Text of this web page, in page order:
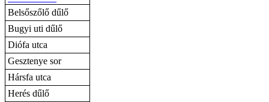
Belsőszőlő dűlő
Bugyi uti dűlő
Diófa utca
Gesztenye sor
Hársfa utca
Herés dűlő